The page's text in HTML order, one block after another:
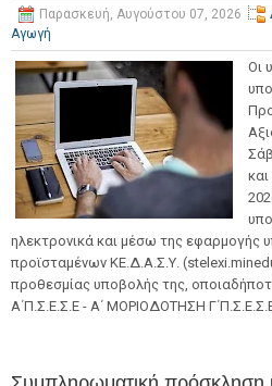
Παρασκευή, Αυγούστου 07, 2026
Αγωγή
Οι
ηλεκτρονικά και μέσω της εφαρμογής
προϊσταμένων ΚΕ.Δ.Α.Σ.Υ.
προθεσμίας υποβολής της,
Α΄Π.Σ.Ε.Σ.Ε - Α΄ ΜΟΡΙΟΔΟΤΗΣΗ